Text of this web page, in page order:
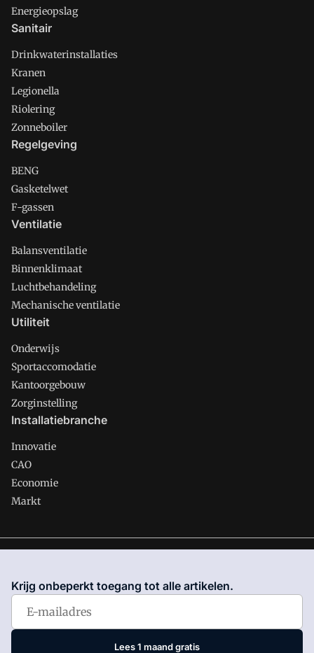
Energieopslag
Sanitair
Drinkwaterinstallaties
Kranen
Legionella
Riolering
Zonneboiler
Regelgeving
BENG
Gasketelwet
F-gassen
Ventilatie
Balansventilatie
Binnenklimaat
Luchtbehandeling
Mechanische ventilatie
Utiliteit
Onderwijs
Sportaccomodatie
Kantoorgebouw
Zorginstelling
Installatiebranche
Innovatie
CAO
Economie
Markt
waar VMN media voor staat. Op gebruik van deze site zijn de
volgende regelingen van toepassing:Algemene Voorwaarden
Privacy en Cookie beleid
Krijg onbeperkt toegang tot alle artikelen.
Lees 1 maand gratis